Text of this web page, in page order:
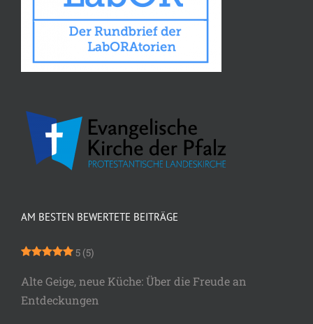
AM BESTEN BEWERTETE BEITRÄGE
5 (5)
Alte Geige, neue Küche: Über die Freude an
Entdeckungen